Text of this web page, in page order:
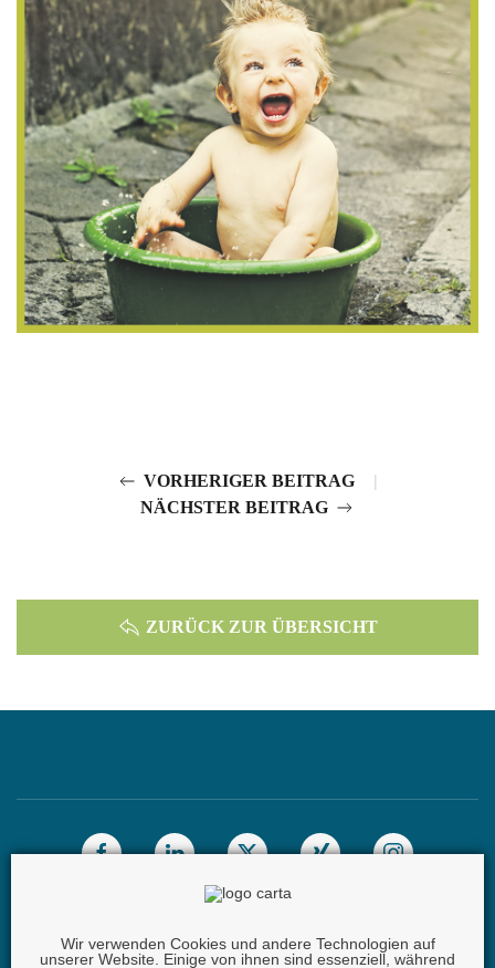
Wir verwenden Cookies und andere Technologien auf
unserer Website. Einige von ihnen sind essenziell, während
VORHERIGER BEITRAG |
NÄCHSTER BEITRAG
ZURÜCK ZUR ÜBERSICHT